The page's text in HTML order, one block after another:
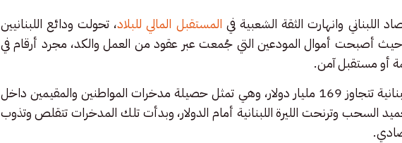
المستقبل المالي للبلاد، تحولت ودائع اللبنانيين
أصبحت أموال المودعين التي جُمعت عبر عقود من العمل والكد، مجرد أرقام في
أو مستقبل آمن.
وقبل الأزمة كانت الودائع المصرفية اللبنانية تتجاوز 169 مليار دولار، وهي تمثل حصيلة مدخرات المواطنين والمقيمين داخل
السحب وترنحت الليرة اللبنانية أمام الدولار، وبدأت تلك المدخرات تتقلص وتذوب